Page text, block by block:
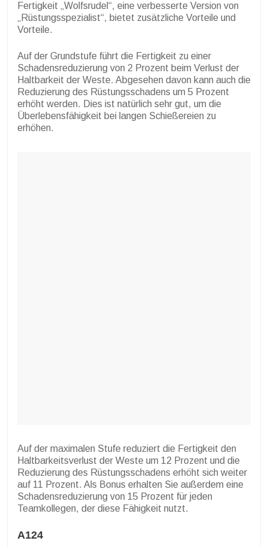
Fertigkeit „Wolfsrudel“, eine verbesserte Version von
„Rüstungsspezialist“, bietet zusätzliche Vorteile und
Vorteile.
Auf der Grundstufe führt die Fertigkeit zu einer
Schadensreduzierung von 2 Prozent beim Verlust der
Haltbarkeit der Weste. Abgesehen davon kann auch die
Reduzierung des Rüstungsschadens um 5 Prozent
erhöht werden. Dies ist natürlich sehr gut, um die
Überlebensfähigkeit bei langen Schießereien zu
erhöhen.
Auf der maximalen Stufe reduziert die Fertigkeit den
Haltbarkeitsverlust der Weste um 12 Prozent und die
Reduzierung des Rüstungsschadens erhöht sich weiter
auf 11 Prozent. Als Bonus erhalten Sie außerdem eine
Schadensreduzierung von 15 Prozent für jeden
Teamkollegen, der diese Fähigkeit nutzt.
A124